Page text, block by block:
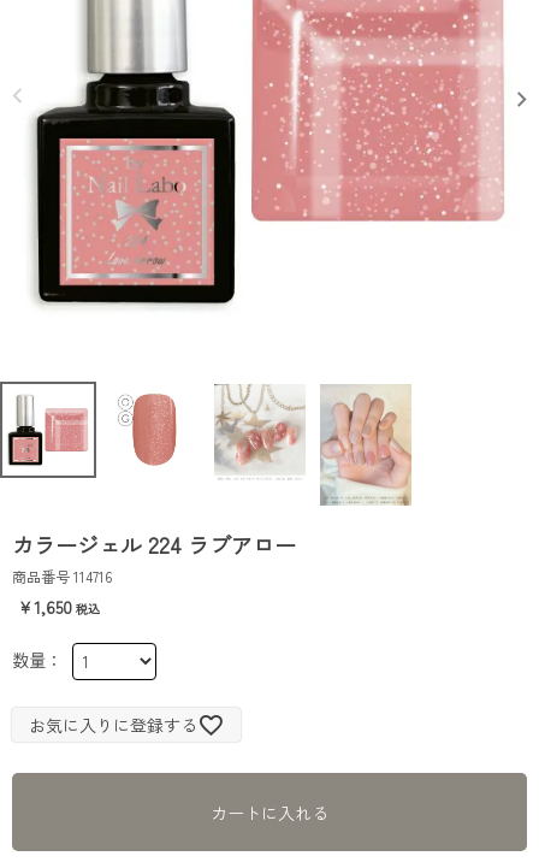
カラージェル 224 ラブアロー
商品番号114716
1,650
お気に入りに登録する
カートに入れる